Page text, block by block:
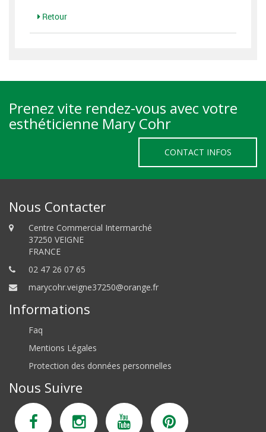
Retour
Prenez vite rendez-vous avec votre
esthéticienne Mary Cohr
CONTACT INFOS
Nous Contacter
Centre Commercial Intermarché
37250 VEIGNE
FRANCE
02 47 26 07 65
marycohr.veigne37250@orange.fr
Informations
Faq
Mentions Légales
Protection des données personnelles
Nous Suivre